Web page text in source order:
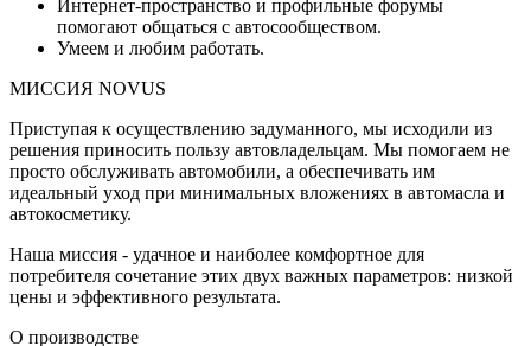
Интернет-пространство и профильные форумы
помогают общаться с автосообществом.
Умеем и любим работать.
МИССИЯ NOVUS
Приступая к осуществлению задуманного, мы исходили из
решения приносить пользу автовладельцам. Мы помогаем не
просто обслуживать автомобили, а обеспечивать им
идеальный уход при минимальных вложениях в автомасла и
автокосметику.
Наша миссия - удачное и наиболее комфортное для
потребителя сочетание этих двух важных параметров: низкой
цены и эффективного результата.
О производстве